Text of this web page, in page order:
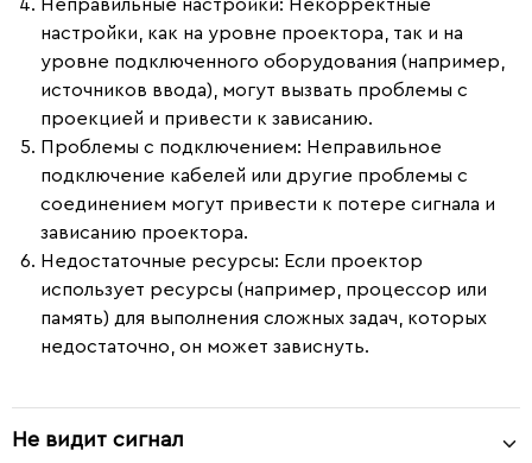
Неправильные настройки: Некорректные
настройки, как на уровне проектора, так и на
уровне подключенного оборудования (например,
источников ввода), могут вызвать проблемы с
проекцией и привести к зависанию.
Проблемы с подключением: Неправильное
подключение кабелей или другие проблемы с
соединением могут привести к потере сигнала и
зависанию проектора.
Недостаточные ресурсы: Если проектор
использует ресурсы (например, процессор или
память) для выполнения сложных задач, которых
недостаточно, он может зависнуть.
Не видит сигнал